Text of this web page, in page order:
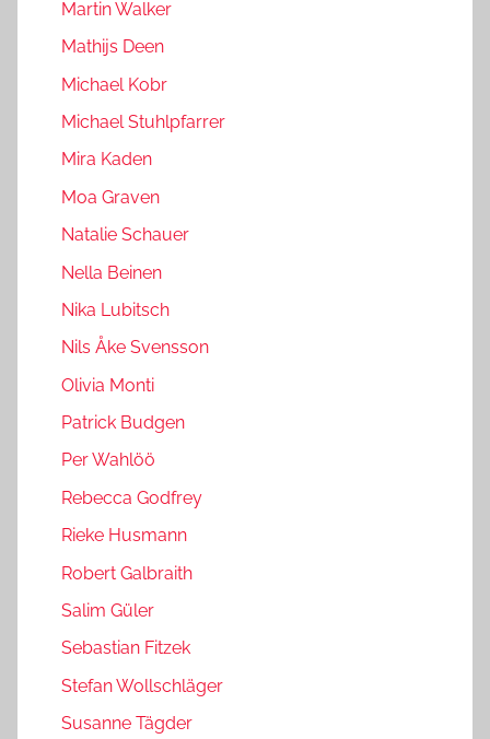
Martin Walker
Mathijs Deen
Michael Kobr
Michael Stuhlpfarrer
Mira Kaden
Moa Graven
Natalie Schauer
Nella Beinen
Nika Lubitsch
Nils Åke Svensson
Olivia Monti
Patrick Budgen
Per Wahlöö
Rebecca Godfrey
Rieke Husmann
Robert Galbraith
Salim Güler
Sebastian Fitzek
Stefan Wollschläger
Susanne Tägder